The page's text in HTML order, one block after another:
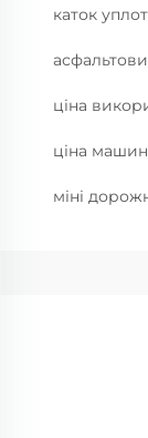
каток
ціна
ціна
міні